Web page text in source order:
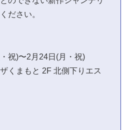
ださい。
祝)〜2月24日(月・祝)
くまもと 2F 北側下りエス